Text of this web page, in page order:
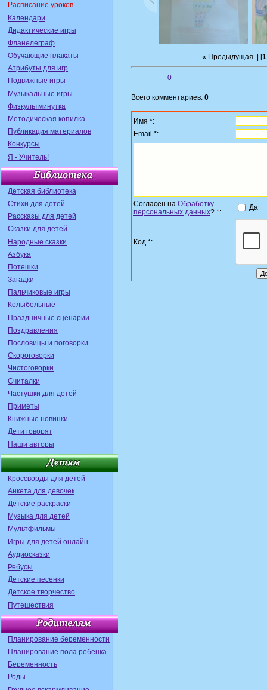
Расписание уроков
Календари
Дидактические игры
Фланелеграф
Обучающие плакаты
Атрибуты для игр
Подвижные игры
Музыкальные игры
Физкультминутка
Методическая копилка
Публикация материалов
Конкурсы
Я - Учитель!
Детская библиотека
Стихи для детей
Рассказы для детей
Сказки для детей
Народные сказки
Азбука
Потешки
Загадки
Пальчиковые игры
Колыбельные
Праздничные сценарии
Поздравления
Пословицы и поговорки
Скороговорки
Чистоговорки
Считалки
Частушки для детей
Приметы
Книжные новинки
Дети говорят
Наши авторы
Кроссворды для детей
Анкета для девочек
Детские раскраски
Музыка для детей
Мультфильмы
Игры для детей онлайн
Аудиосказки
Ребусы
Детские песенки
Детское творчество
Путешествия
Планирование беременности
Планирование пола ребенка
Беременность
Роды
« Предыдущая | [1
0
Всего комментариев: 0
Имя *:
Email *:
Согласен на Обработку
персональных данных? *:
Да
Код *: